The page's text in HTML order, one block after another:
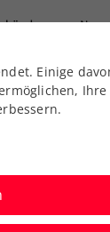
uns
Einige
Ihre